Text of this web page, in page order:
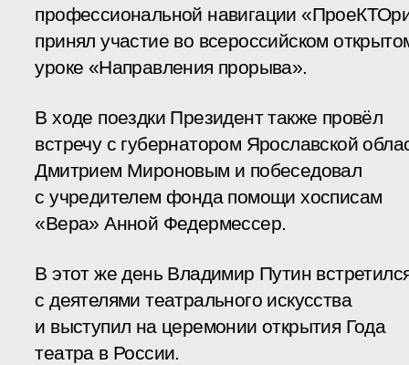
профессиональной навигации
принял участие во всероссийском
уроке «Направления прорыва».
В ходе поездки Президент также провёл
встречу с губернатором Ярославской
Дмитрием Мироновым и побеседовал
с учредителем фонда помощи хосписам
«Вера» Анной Федермессер.
В этот же день Владимир Путин
с деятелями театрального искусства
и выступил на церемонии открытия Года
театра в России.